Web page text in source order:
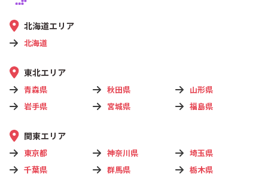
北海道エリア
北海道
東北エリア
青森県 秋田県
山形県
岩手県
宮城県 福島県
関東エリア
東京都 神奈川県
埼玉県
千葉県
群馬県
栃木県